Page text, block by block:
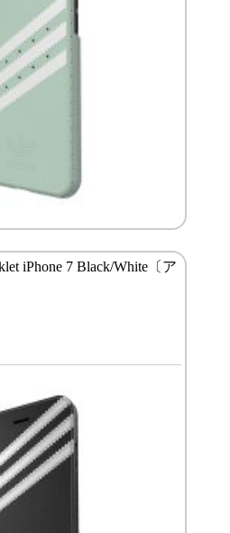
iPhone 7 Black/White〔ア